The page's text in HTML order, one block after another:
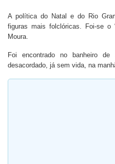
A política do Natal e do Rio
figuras mais folclóricas. Foi-se o
Moura.
Foi encontrado no banheiro
desacordado, já sem vida, na